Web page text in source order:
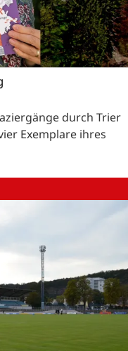
durch Trier
Exemplare ihres